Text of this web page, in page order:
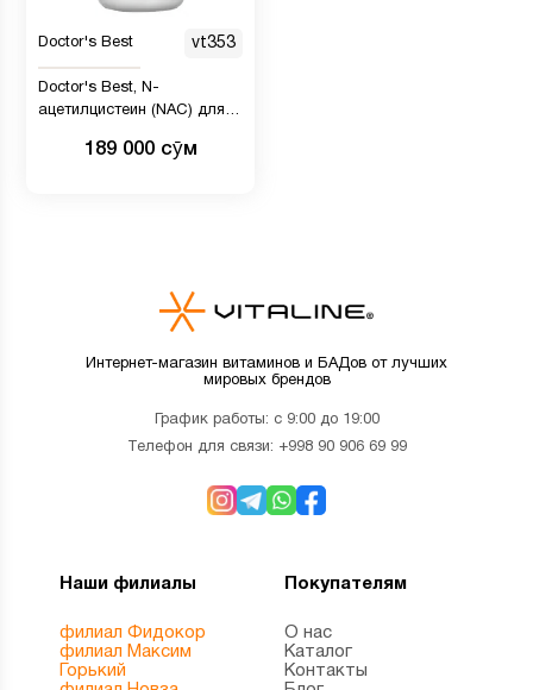
Doctor's Best vt353
Doctor's Best, N-
ацетилцистеин (NAC) для
детоксикации, 60
189 000 сӯм
Интернет-магазин витаминов и БАДов от лучших
мировых брендов
График работы: с 9:00 до 19:00
Телефон для связи: +998 90 906 69 99
Наши филиалы
филиал Фидокор
филиал Максим
Горький
Покупателям
О нас
Каталог
Контакты